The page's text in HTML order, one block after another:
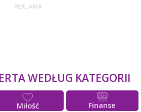
WEDŁUG KATEGORII
Miłość Finanse